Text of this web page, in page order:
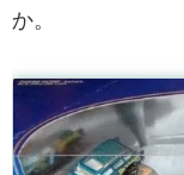
か。